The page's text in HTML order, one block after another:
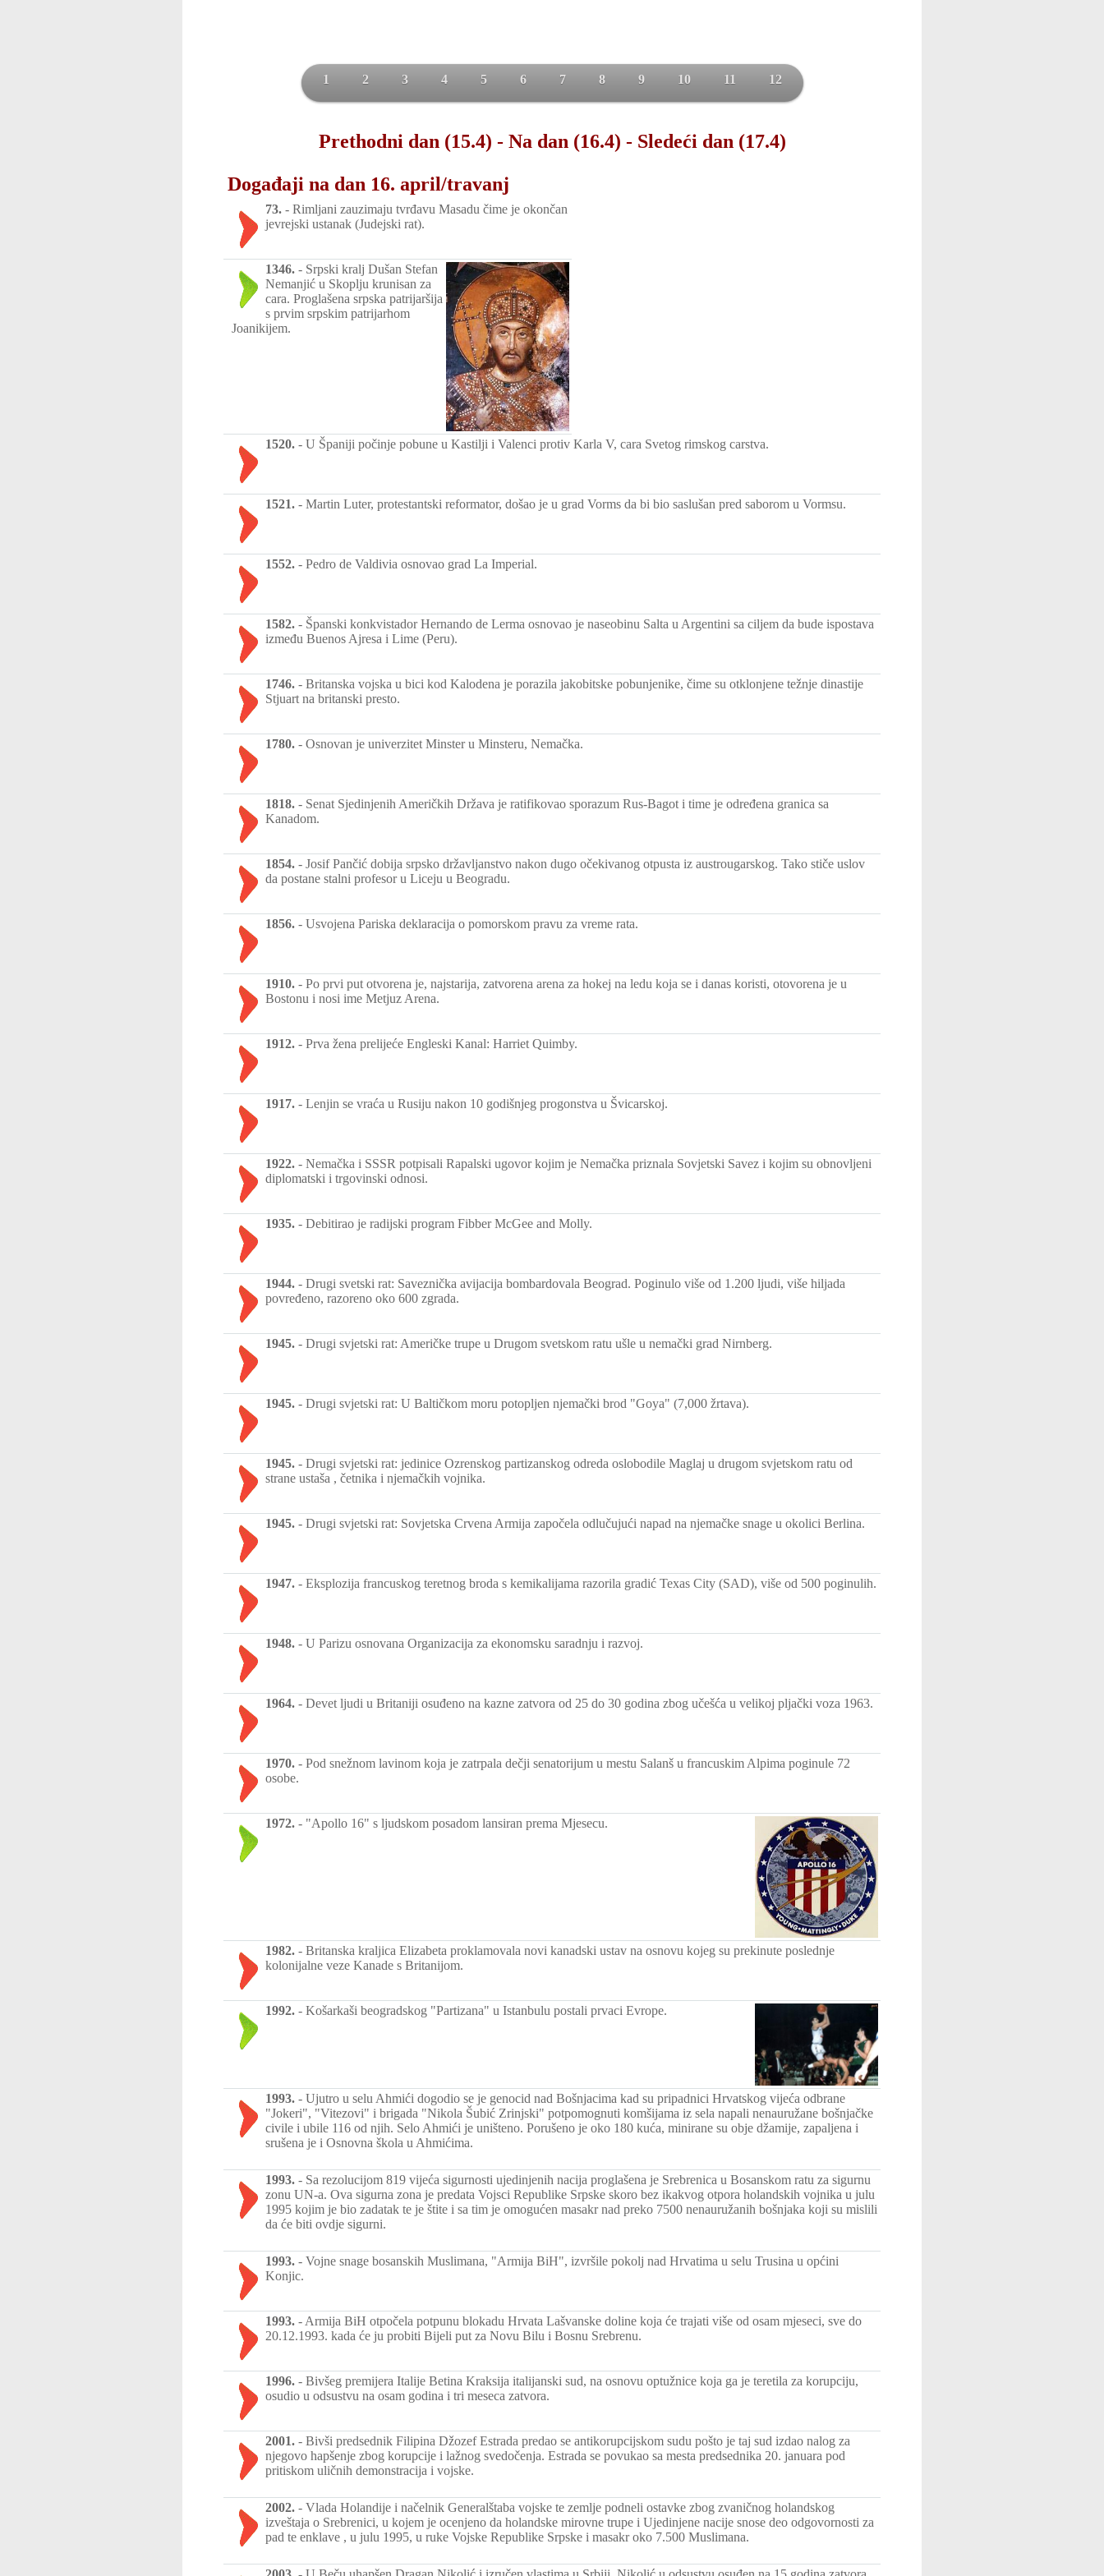
1 2 3 4 5 6 7 8 9 10 11 12
Prethodni dan (15.4) - Na dan (16.4) - Sledeći dan (17.4)
Događaji na dan 16. april/travanj
73. - Rimljani zauzimaju tvrđavu Masadu čime je okončan
jevrejski ustanak (Judejski rat).
1346. - Srpski kralj Dušan Stefan
Nemanjić u Skoplju krunisan za
cara. Proglašena srpska patrijaršija
s prvim srpskim patrijarhom
Joanikijem.
1520. - U Španiji počinje pobune u Kastilji i Valenci protiv Karla V, cara Svetog rimskog carstva.
1521. - Martin Luter, protestantski reformator, došao je u grad Vorms da bi bio saslušan pred saborom u Vormsu.
1552. - Pedro de Valdivia osnovao grad La Imperial.
1582. - Španski konkvistador Hernando de Lerma osnovao je naseobinu Salta u Argentini sa ciljem da bude ispostava
između Buenos Ajresa i Lime (Peru).
1746. - Britanska vojska u bici kod Kalodena je porazila jakobitske pobunjenike, čime su otklonjene težnje dinastije
Stjuart na britanski presto.
1780. - Osnovan je univerzitet Minster u Minsteru, Nemačka.
1818. - Senat Sjedinjenih Američkih Država je ratifikovao sporazum Rus-Bagot i time je određena granica sa
Kanadom.
1854. - Josif Pančić dobija srpsko državljanstvo nakon dugo očekivanog otpusta iz austrougarskog. Tako stiče uslov
da postane stalni profesor u Liceju u Beogradu.
1856. - Usvojena Pariska deklaracija o pomorskom pravu za vreme rata.
1910. - Po prvi put otvorena je, najstarija, zatvorena arena za hokej na ledu koja se i danas koristi, otovorena je u
Bostonu i nosi ime Metjuz Arena.
1912. - Prva žena prelijeće Engleski Kanal: Harriet Quimby.
1917. - Lenjin se vraća u Rusiju nakon 10 godišnjeg progonstva u Švicarskoj.
1922. - Nemačka i SSSR potpisali Rapalski ugovor kojim je Nemačka priznala Sovjetski Savez i kojim su obnovljeni
diplomatski i trgovinski odnosi.
1935. - Debitirao je radijski program Fibber McGee and Molly.
1944. - Drugi svetski rat: Saveznička avijacija bombardovala Beograd. Poginulo više od 1.200 ljudi, više hiljada
povređeno, razoreno oko 600 zgrada.
1945. - Drugi svjetski rat: Američke trupe u Drugom svetskom ratu ušle u nemački grad Nirnberg.
1945. - Drugi svjetski rat: U Baltičkom moru potopljen njemački brod "Goya" (7,000 žrtava).
1945. - Drugi svjetski rat: jedinice Ozrenskog partizanskog odreda oslobodile Maglaj u drugom svjetskom ratu od
strane ustaša , četnika i njemačkih vojnika.
1945. - Drugi svjetski rat: Sovjetska Crvena Armija započela odlučujući napad na njemačke snage u okolici Berlina.
1947. - Eksplozija francuskog teretnog broda s kemikalijama razorila gradić Texas City (SAD), više od 500 poginulih.
1948. - U Parizu osnovana Organizacija za ekonomsku saradnju i razvoj.
1964. - Devet ljudi u Britaniji osuđeno na kazne zatvora od 25 do 30 godina zbog učešća u velikoj pljački voza 1963.
1970. - Pod snežnom lavinom koja je zatrpala dečji senatorijum u mestu Salanš u francuskim Alpima poginule 72
osobe.
1972. - "Apollo 16" s ljudskom posadom lansiran prema Mjesecu.
1982. - Britanska kraljica Elizabeta proklamovala novi kanadski ustav na osnovu kojeg su prekinute poslednje
kolonijalne veze Kanade s Britanijom.
1992. - Košarkaši beogradskog "Partizana" u Istanbulu postali prvaci Evrope.
1993. - Ujutro u selu Ahmići dogodio se je genocid nad Bošnjacima kad su pripadnici Hrvatskog vijeća odbrane
"Jokeri", "Vitezovi" i brigada "Nikola Šubić Zrinjski" potpomognuti komšijama iz sela napali nenauružane bošnjačke
civile i ubile 116 od njih. Selo Ahmići je uništeno. Porušeno je oko 180 kuća, minirane su obje džamije, zapaljena i
srušena je i Osnovna škola u Ahmićima.
1993. - Sa rezolucijom 819 vijeća sigurnosti ujedinjenih nacija proglašena je Srebrenica u Bosanskom ratu za sigurnu
zonu UN-a. Ova sigurna zona je predata Vojsci Republike Srpske skoro bez ikakvog otpora holandskih vojnika u julu
1995 kojim je bio zadatak te je štite i sa tim je omogućen masakr nad preko 7500 nenauružanih bošnjaka koji su mislili
da će biti ovdje sigurni.
1993. - Vojne snage bosanskih Muslimana, "Armija BiH", izvršile pokolj nad Hrvatima u selu Trusina u općini
Konjic.
1993. - Armija BiH otpočela potpunu blokadu Hrvata Lašvanske doline koja će trajati više od osam mjeseci, sve do
20.12.1993. kada će ju probiti Bijeli put za Novu Bilu i Bosnu Srebrenu.
1996. - Bivšeg premijera Italije Betina Kraksija italijanski sud, na osnovu optužnice koja ga je teretila za korupciju,
osudio u odsustvu na osam godina i tri meseca zatvora.
2001. - Bivši predsednik Filipina Džozef Estrada predao se antikorupcijskom sudu pošto je taj sud izdao nalog za
njegovo hapšenje zbog korupcije i lažnog svedočenja. Estrada se povukao sa mesta predsednika 20. januara pod
pritiskom uličnih demonstracija i vojske.
2002. - Vlada Holandije i načelnik Generalštaba vojske te zemlje podneli ostavke zbog zvaničnog holandskog
izveštaja o Srebrenici, u kojem je ocenjeno da holandske mirovne trupe i Ujedinjene nacije snose deo odgovornosti za
pad te enklave , u julu 1995, u ruke Vojske Republike Srpske i masakr oko 7.500 Muslimana.